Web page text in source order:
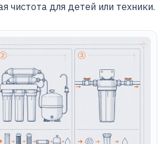
чистота для детей или техники.